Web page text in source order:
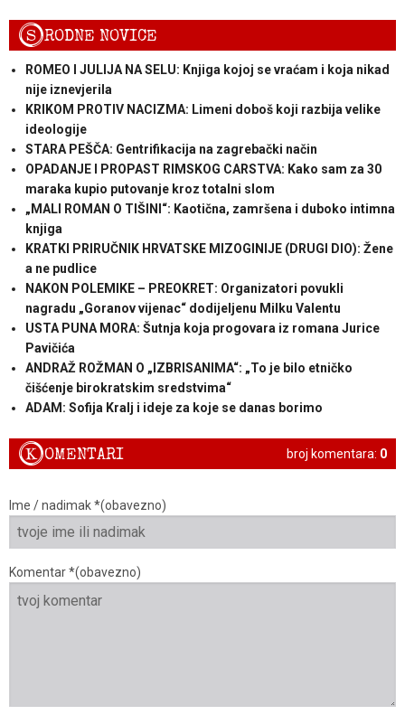
SRODNE NOVICE
ROMEO I JULIJA NA SELU: Knjiga kojoj se vraćam i koja nikad
nije iznevjerila
KRIKOM PROTIV NACIZMA: Limeni doboš koji razbija velike
ideologije
STARA PEŠČA: Gentrifikacija na zagrebački način
OPADANJE I PROPAST RIMSKOG CARSTVA: Kako sam za 30
maraka kupio putovanje kroz totalni slom
„MALI ROMAN O TIŠINI“: Kaotična, zamršena i duboko intimna
knjiga
KRATKI PRIRUČNIK HRVATSKE MIZOGINIJE (DRUGI DIO): Žene
a ne pudlice
NAKON POLEMIKE – PREOKRET: Organizatori povukli
nagradu „Goranov vijenac“ dodijeljenu Milku Valentu
USTA PUNA MORA: Šutnja koja progovara iz romana Jurice
Pavičića
ANDRAŽ ROŽMAN O „IZBRISANIMA“: „To je bilo etničko
čišćenje birokratskim sredstvima“
ADAM: Sofija Kralj i ideje za koje se danas borimo
broj komentara: 0
KOMENTARI
Ime / nadimak *(obavezno)
Komentar *(obavezno)